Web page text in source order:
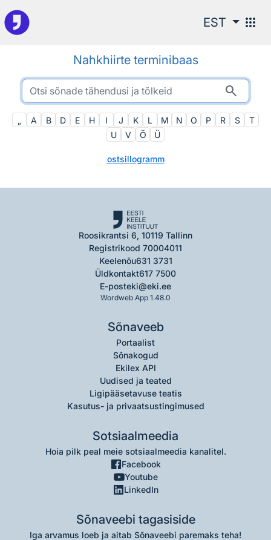
Otsingu juurde
EST apps
Nahkhiirte terminibaas
search
„ A B D E H I J K L M N O P R S
T
U
V Ö Ü
ostsillogramm
Roosikrantsi 6, 10119 Tallinn
Registrikood 70004011
Keelenõu631 3731
Üldkontakt617 7500
E-posteki@eki.ee
Wordweb App 1.48.0
Sõnaveeb
Portaalist
Sõnakogud
Ekilex API
Uudised ja teated
Ligipääsetavuse teatis
Kasutus- ja privaatsustingimused
Sotsiaalmeedia
Hoia pilk peal meie sotsiaalmeedia kanalitel.
Facebook
Youtube
LinkedIn
Sõnaveebi tagasiside
Iga arvamus loeb ja aitab Sõnaveebi paremaks teha!